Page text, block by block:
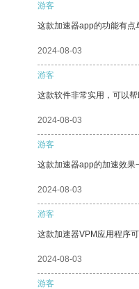
游客
这款加速器app的功能有点
2024-08-03
游客
这款软件非常实用，可以
2024-08-03
游客
这款加速器app的加速效果
2024-08-03
游客
这款加速器VPM应用程序
2024-08-03
游客